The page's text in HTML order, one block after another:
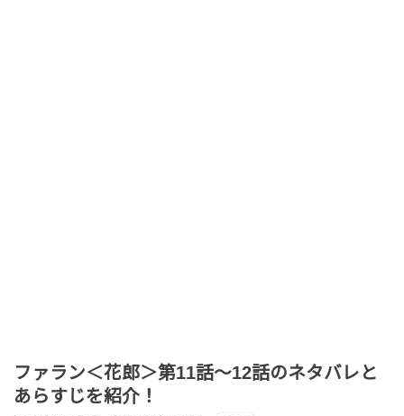
ファラン＜花郎＞第11話～12話のネタバレと
あらすじを紹介！